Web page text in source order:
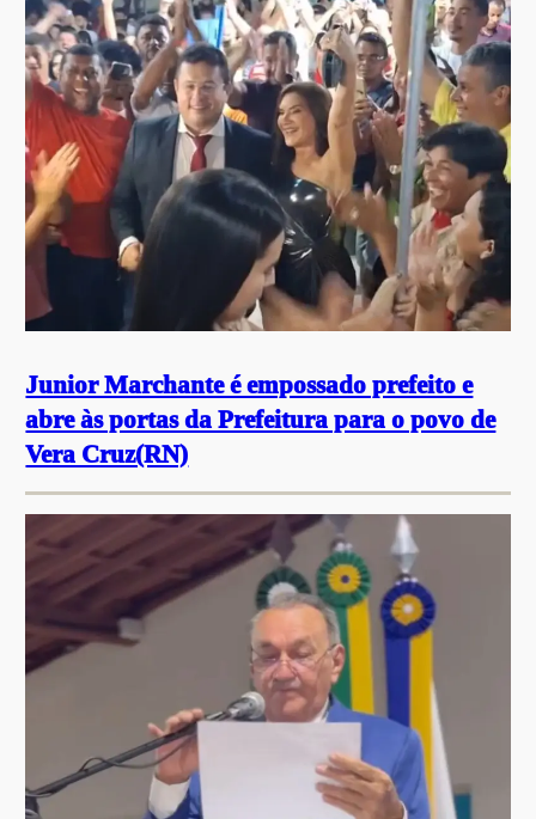
Junior Marchante é empossado prefeito e
abre às portas da Prefeitura para o povo de
Vera Cruz(RN)